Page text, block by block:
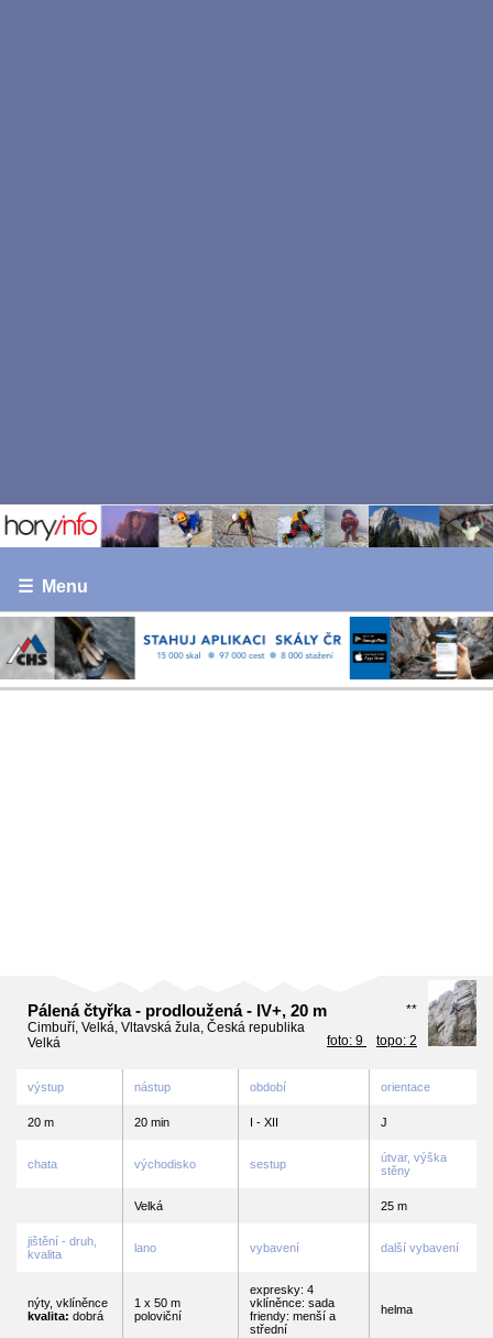
☰ Menu
**
foto: 9
topo: 2
Pálená čtyřka - prodloužená - IV+, 20 m
Cimbuří, Velká, Vltavská žula, Česká republika
Velká
výstup nástup období orientace
20 m 20 min I - XII J
chata východisko sestup
útvar, výška
stěny
Velká 25 m
jištění - druh,
kvalita
lano vybavení další vybavení
nýty, vklíněnce
kvalita: dobrá
1 x 50 m
poloviční
expresky: 4
vklíněnce: sada
friendy: menší a
střední
helma